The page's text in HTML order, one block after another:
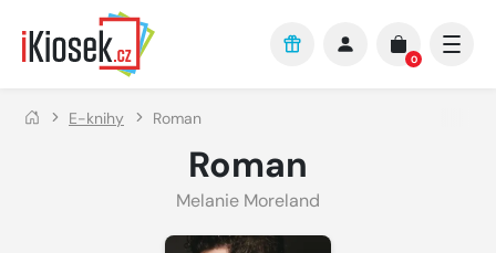
Přejít na hlavní obsah
0
E-knihy Roman
Roman
Melanie Moreland